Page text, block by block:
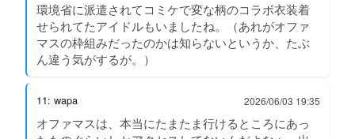
環境省に派遣されてコミケで変な柄のコラボ衣装着
せられてたアイドルもいましたね。（あれがオファ
マスの枠組みだったのかは知らないというか、たぶ
ん違う気がするが。）
11: wapa 2026/06/03 19:35
オファマスは、本当にたまたま行けるところにあっ